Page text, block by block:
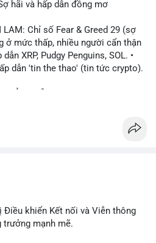
hãi và hấp dẫn đồng mơ
LAM: Chỉ số Fear & Greed 29 (sợ
ở mức thấp, nhiều người cẩn thận
XRP, Pudgy Penguins, SOL. •
dẫn 'tin the thao' (tin tức crypto).
'tô thị ty na' (tỷ giá) và 'giao thông'
giảm áp lực USD. • Binance hỗ
đăng hấp dẫn về $HFT, $SKYAI,
Tâm lý thị trường đang phân
khiển Kết nối và Viễn thông
trưởng mạnh mẽ.